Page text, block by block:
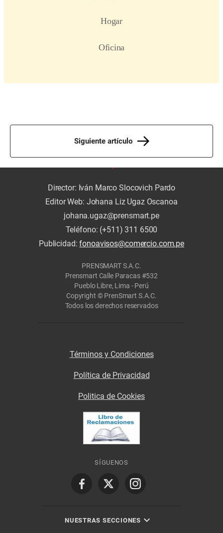
Siguiente artículo
Director: Iván Marco Slocovich Pardo
Editor Web: Johana Liz Ugaz Oscanoa
johana.ugaz@prensmart.pe
Teléfono: (+511) 311 6500
Publicidad:fonoavisos@comercio.com.pe
PRENSMART S.A.C.
Prensmart Calle Paracas #532
Pueblo Libre, Lima - Perú
Copyright © PrenSmart S.A.C.
Todos los derechos reservados
Términos y Condiciones
Política de Privacidad
Politica de Cookies
SÍGUENOS
NUESTRAS SECCIONES